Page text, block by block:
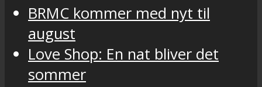
BRMC kommer med nyt til
august
Love Shop: En nat bliver det
sommer